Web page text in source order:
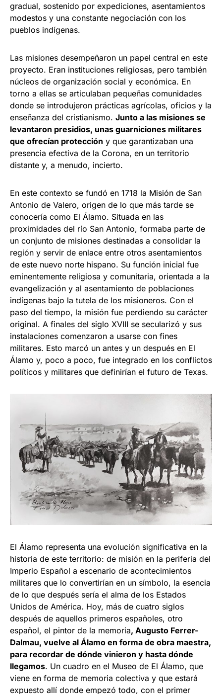
gradual, sostenido por expediciones, asentamientos
modestos y una constante negociación con los
pueblos indígenas.
Las misiones desempeñaron un papel central en este
proyecto. Eran instituciones religiosas, pero también
núcleos de organización social y económica. En
torno a ellas se articulaban pequeñas comunidades
donde se introdujeron prácticas agrícolas, oficios y la
enseñanza del cristianismo. Junto a las misiones se
levantaron presidios, unas guarniciones militares
que ofrecían protección y que garantizaban una
presencia efectiva de la Corona, en un territorio
distante y, a menudo, incierto.
En este contexto se fundó en 1718 la Misión de San
Antonio de Valero, origen de lo que más tarde se
conocería como El Álamo. Situada en las
proximidades del río San Antonio, formaba parte de
un conjunto de misiones destinadas a consolidar la
región y servir de enlace entre otros asentamientos
de este nuevo norte hispano. Su función inicial fue
eminentemente religiosa y comunitaria, orientada a la
evangelización y al asentamiento de poblaciones
indígenas bajo la tutela de los misioneros. Con el
paso del tiempo, la misión fue perdiendo su carácter
original. A finales del siglo XVIII se secularizó y sus
instalaciones comenzaron a usarse con fines
militares. Esto marcó un antes y un después en El
Álamo y, poco a poco, fue integrado en los conflictos
políticos y militares que definirían el futuro de Texas.
El Álamo representa una evolución significativa en la
historia de este territorio: de misión en la periferia del
Imperio Español a escenario de acontecimientos
militares que lo convertirían en un símbolo, la esencia
de lo que después sería el alma de los Estados
Unidos de América. Hoy, más de cuatro siglos
después de aquellos primeros españoles, otro
español, el pintor de la memoria, Augusto Ferrer-
Dalmau, vuelve al Álamo en forma de obra maestra,
para recordar de dónde vinieron y hasta dónde
llegamos. Un cuadro en el Museo de El Álamo, que
viene en forma de memoria colectiva y que estará
expuesto allí donde empezó todo, con el primer